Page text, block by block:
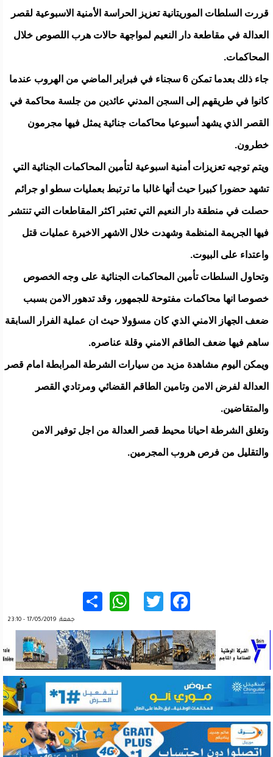
قررت السلطات الموريتانية تعزيز الحراسة الأمنية الاسبوعية لقصر
العدالة في مقاطعة دار النعيم لمواجهة حالات هرب اللصوص خلال
المحاكمات.
جاء ذلك بعدما تمكن 6 سجناء في فبراير الماضي من الهروب عندما
كانوا في طريقهم إلى السجن المدني عائدين من جلسة محاكمة في
القصر الذي يشهد أسبوعيا محاكمات جنائية يمثل فيها مجرمون
خطرون.
ويتم توجيه تعزيزات أمنية اسبوعية لتأمين المحاكمات الجنائية التي
تشهد حضورا كبيرا حيث أنها غالبا ما ترتبط بعمليات سطو او جرائم
حصلت في منطقة دار النعيم التي تعتبر اكثر المقاطعات التي تنتشر
فيها الجريمة المنظمة وشهدت خلال الاشهر الاخيرة عمليات قتل
واعتداء على البيوت.
وتحاول السلطات تأمين المحاكمات الجنائية على وجه الخصوص
خصوصا انها محاكمات مفتوحة للجمهور، وقد تدهور الامن بسبب
ضعف الجهاز الامني الذي كان مسؤولا حيث ان عملية الفرار السابقة
ساهم فيها ضعف الطاقم الامني وقلة عناصره.
ويمكن اليوم مشاهدة مزيد من سيارات الشرطة المرابطة امام قصر
العدالة لفرض الامن وتامين الطاقم القضائي ومرتادي القصر
والمتقاضين.
وتغلق الشرطة احيانا محيط قصر العدالة من اجل توفير الامن
والتقليل من فرص هروب المجرمين.
Facebook
Twitter
WhatsApp
جمعة, 17/05/2019 - 23:10